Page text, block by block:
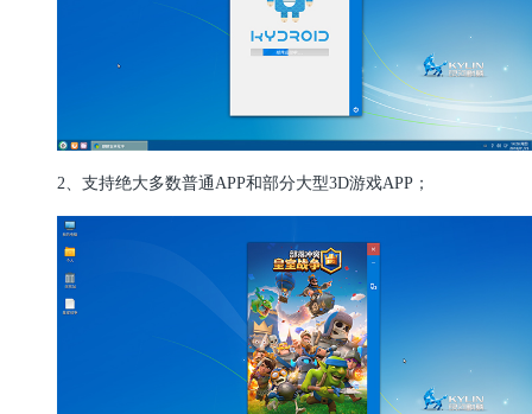
2、支持绝大多数普通APP和部分大型3D游戏APP；